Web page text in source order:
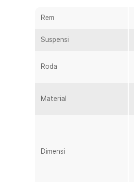
Rem
Suspensi
Roda
Material
Dimensi